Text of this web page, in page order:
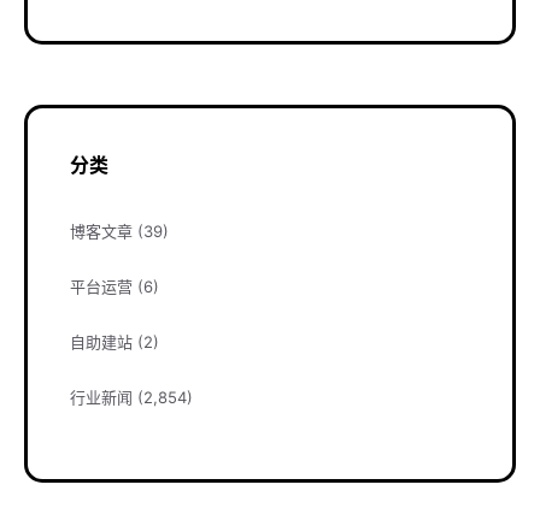
分类
博客文章 (39)
平台运营 (6)
自助建站 (2)
行业新闻 (2,854)